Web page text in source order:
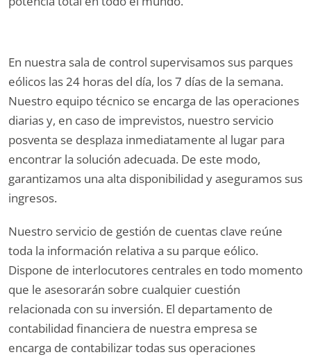
En nuestra sala de control supervisamos sus parques
eólicos las 24 horas del día, los 7 días de la semana.
Nuestro equipo técnico se encarga de las operaciones
diarias y, en caso de imprevistos, nuestro servicio
posventa se desplaza inmediatamente al lugar para
encontrar la solución adecuada. De este modo,
garantizamos una alta disponibilidad y aseguramos sus
ingresos.
Nuestro servicio de gestión de cuentas clave reúne
toda la información relativa a su parque eólico.
Dispone de interlocutores centrales en todo momento
que le asesorarán sobre cualquier cuestión
relacionada con su inversión. El departamento de
contabilidad financiera de nuestra empresa se
encarga de contabilizar todas sus operaciones